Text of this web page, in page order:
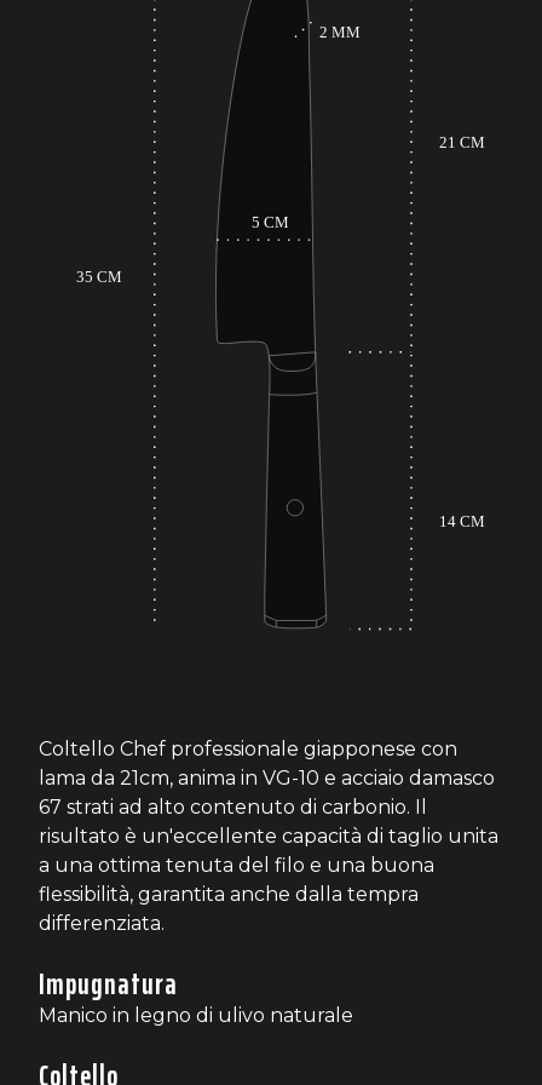
superiore che riduce la pressione sulla lama e
assicura fette uniformi.
Coltello Chef professionale giapponese con
lama da 21cm, anima in VG-10 e acciaio damasco
67 strati ad alto contenuto di carbonio. Il
risultato è un'eccellente capacità di taglio unita
a una ottima tenuta del filo e una buona
flessibilità, garantita anche dalla tempra
differenziata.
Impugnatura
Manico in legno di ulivo naturale